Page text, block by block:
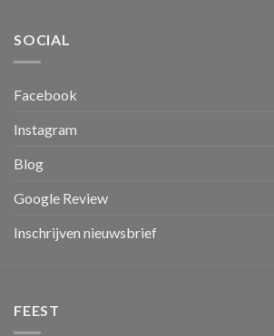
SOCIAL
Facebook
Instagram
Blog
Google Review
Inschrijven nieuwsbrief
FEEST